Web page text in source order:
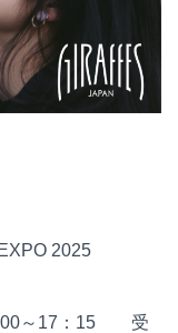
2025
00～17：15 受